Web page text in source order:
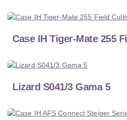
Case IH Tiger-Mate 255
Lizard S041/3 Gama 5